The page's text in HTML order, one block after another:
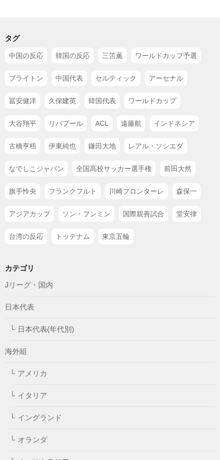
タグ
中国の反応 韓国の反応 三笘薫 ワールドカップ予選
ブライトン 中国代表 セルティック アーセナル
冨安健洋 久保建英 韓国代表 ワールドカップ
大谷翔平 リバプール ACL 遠藤航 インドネシア
古橋亨梧 伊東純也 鎌田大地 レアル・ソシエダ
なでしこジャパン 全国高校サッカー選手権 前田大然
旗手怜央 フランクフルト 川崎フロンターレ 森保一
アジアカップ ソン・フンミン 国際親善試合 堂安律
台湾の反応 トッテナム 東京五輪
カテゴリ
Jリーグ・国内
日本代表
日本代表(年代別)
海外組
アメリカ
イタリア
イングランド
オランダ